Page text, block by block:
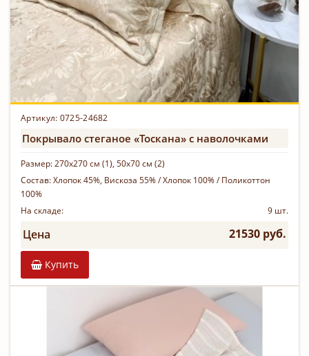
Артикул: 0725-24682
Покрывало стеганое «Тоскана» с наволочками
Размер:270х270 см (1), 50х70 см (2)
Состав:Хлопок 45%, Вискоза 55% / Хлопок 100% / Поликоттон
100%
На складе:
9 шт.
Цена 21530 руб.
Купить